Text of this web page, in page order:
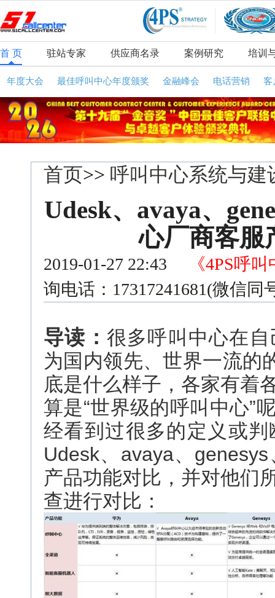
首 页 驻站专家 供应商名录 案例研究 培训
年度大会 最佳呼叫中心年度颁奖 金融峰会 电话营销 客
首页>> 呼叫中心系统与建
Udesk、avaya、
心厂商客服
2019-01-27 22:43
《4PS呼
询电话：17317241681(微信
导读： 很多呼叫中心在
为国内领先、世界一流的
底是什么样子，各家有着
算是“世界级的呼叫中心”
经看到过很多的定义或
Udesk、avaya、
产品功能对比，并对他们
查进行对比：